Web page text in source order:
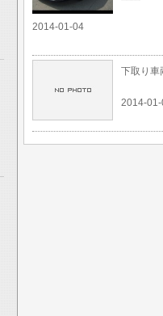
2014-01-04
下取り車
2014-